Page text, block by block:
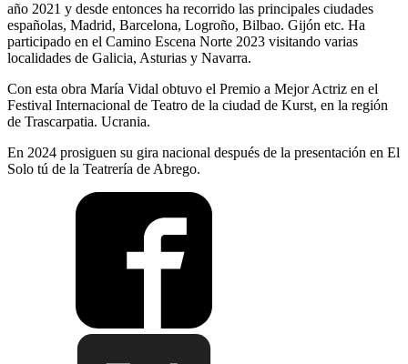
año 2021 y desde entonces ha recorrido las principales ciudades
españolas, Madrid, Barcelona, Logroño, Bilbao. Gijón etc. Ha
participado en el Camino Escena Norte 2023 visitando varias
localidades de Galicia, Asturias y Navarra.
Con esta obra María Vidal obtuvo el Premio a Mejor Actriz en el
Festival Internacional de Teatro de la ciudad de Kurst, en la región
de Trascarpatia. Ucrania.
En 2024 prosiguen su gira nacional después de la presentación en El
Solo tú de la Teatrería de Abrego.